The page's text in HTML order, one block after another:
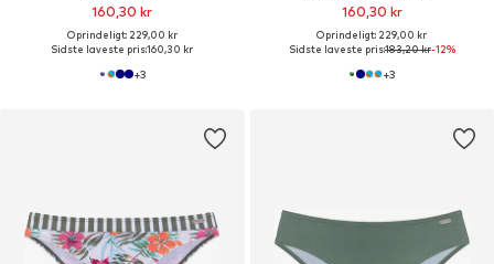
160,30 kr
Oprindeligt: 229,00 kr
Sidste laveste pris:160,30 kr
+3
160,30 kr
Oprindeligt: 229,00 kr
Sidste laveste pris:183,20 kr-12%
+3